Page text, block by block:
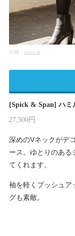
出典： zozo.jp
[Spick & Span] ハ
27,500円
深めのVネックがデ
ース。ゆとりのある
てくれます。
袖を軽くプッシュア
グも素敵。